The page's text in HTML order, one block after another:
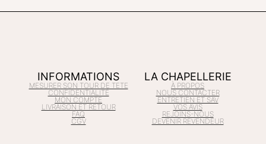
INFORMATIONS
MESURER SON TOUR DE TETE
CONFIDENTIALITÉ
MON COMPTE
LIVRAISON ET RETOUR
FAQ
CGV
LA CHAPELLERIE
À PROPOS
NOUS CONTACTER
ENTRETIEN ET SAV
VOS AVIS
REJOINS-NOUS
DEVENIR REVENDEUR